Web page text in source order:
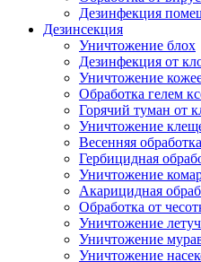
Дезинфекция
Дезинсекция
Уничтожение блох
Дезинфекция от
Уничтожение
Обработка гелем
Горячий туман от
Уничтожение
Весенняя
Гербицидная
Уничтожение
Акарицидная
Обработка от
Уничтожение
Уничтожение
Уничтожение